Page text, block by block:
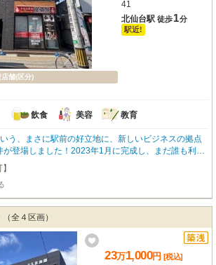
店舗(区分)
41
北仙台駅 徒歩1分
駅近!
飲食 美容 教育
う、まさに駅前の好立地に、新しいビジネスの拠点
が登場しました！2023年1月に完成し、まだ誰も利用
迎えできるのが嬉しいポイントです。広々とした6
1テナントでプライベート感もたっぷり。エレベー
にご来店いただけます。内装はスケルトンなので、
ら美容・健康・介護、教育・スクールまで、お客様
作り上げることが可能です。周辺には郵便局や銀
ンビニも揃い、ビジネスをサポートする環境も充実
ートを切るのにふさわしいこの場所で、あなたの夢を
度ご内見ください。
全４区画）
23万1,000円 [税込]